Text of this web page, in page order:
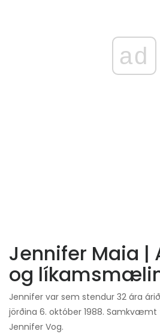
ad
Jennifer Maia |
og
Jennifer var sem stendur 32 ára
jörðina 6. október 1988.
Jennifer Vog.